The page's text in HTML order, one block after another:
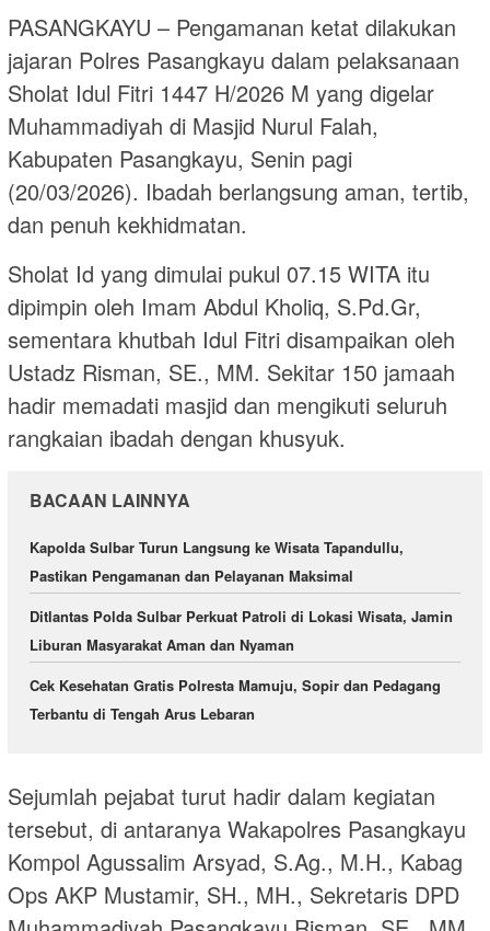
PASANGKAYU – Pengamanan ketat dilakukan
jajaran Polres Pasangkayu dalam pelaksanaan
Sholat Idul Fitri 1447 H/2026 M yang digelar
Muhammadiyah di Masjid Nurul Falah,
Kabupaten Pasangkayu, Senin pagi
(20/03/2026). Ibadah berlangsung aman, tertib,
dan penuh kekhidmatan.
Sholat Id yang dimulai pukul 07.15 WITA itu
dipimpin oleh Imam Abdul Kholiq, S.Pd.Gr,
sementara khutbah Idul Fitri disampaikan oleh
Ustadz Risman, SE., MM. Sekitar 150 jamaah
hadir memadati masjid dan mengikuti seluruh
rangkaian ibadah dengan khusyuk.
BACAAN LAINNYA
Kapolda Sulbar Turun Langsung ke Wisata Tapandullu,
Pastikan Pengamanan dan Pelayanan Maksimal
Ditlantas Polda Sulbar Perkuat Patroli di Lokasi Wisata, Jamin
Liburan Masyarakat Aman dan Nyaman
Cek Kesehatan Gratis Polresta Mamuju, Sopir dan Pedagang
Terbantu di Tengah Arus Lebaran
Sejumlah pejabat turut hadir dalam kegiatan
tersebut, di antaranya Wakapolres Pasangkayu
Kompol Agussalim Arsyad, S.Ag., M.H., Kabag
Ops AKP Mustamir, SH., MH., Sekretaris DPD